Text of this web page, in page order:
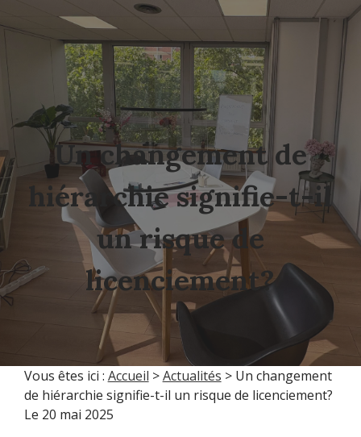
Un changement de
hiérarchie signifie-t-il
un risque de
licenciement?
Vous êtes ici : Accueil >Actualités > Un changement
de hiérarchie signifie-t-il un risque de licenciement?
Le 20 mai 2025